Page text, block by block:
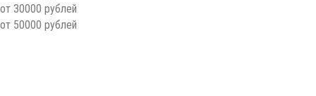
30000 рублей
50000 рублей